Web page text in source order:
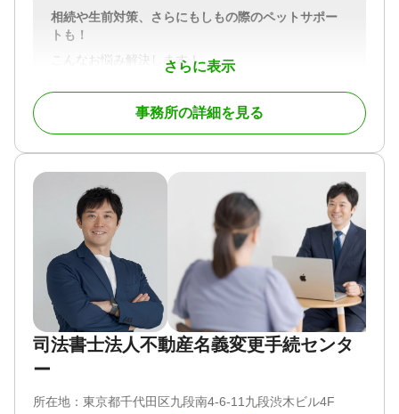
さらに表示
相続や生前対策、さらにもしもの際のペットサポー
トも！
こんなお悩み解決します！
・借金は相続したくない！
・相続放棄をしたいけど時間が無い・・・
・もしものとき、ペットがどうなるのか心配
・相続人はほかにいるの？
・遺産に銀行口座や株券、保険はどうすれば・・・
・遺産が何があるのか分からない
・遺産争いは避けたい！させたくない！
・もしもを迎える前に、財産を家族や親しい人に委
ねたい
・戸籍集めから相続人への連絡など、全部丸投げし
たい！
対応地域
全国,北海道,青森県,岩手県,宮城県,秋田県,山形県,福
岐阜県,静岡県,愛知県,三重県,滋賀県,京都府,大阪府,
事務所の詳細を見る
司法書士法人不動産名義変更手続センタ
ー
所在地： 東京都千代田区九段南4-6-11九段渋木ビル4F